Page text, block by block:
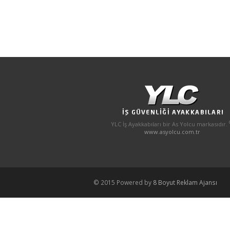
YLC İş Ayakkabıları bir As Yolcu markasıdır.
www.asyolcu.com.tr
© 2015 Powered by 8 Boyut Reklam Ajansı